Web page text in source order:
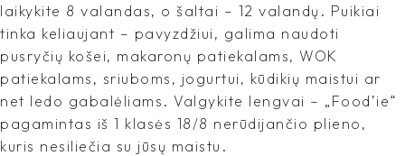
laikykite 8 valandas, o šaltai – 12 valandų. Puikiai
tinka keliaujant – pavyzdžiui, galima naudoti
pusryčių košei, makaronų patiekalams, WOK
patiekalams, sriuboms, jogurtui, kūdikių maistui ar
net ledo gabalėliams. Valgykite lengvai – „Food’ie“
pagamintas iš 1 klasės 18/8 nerūdijančio plieno,
kuris nesiliečia su jūsų maistu.